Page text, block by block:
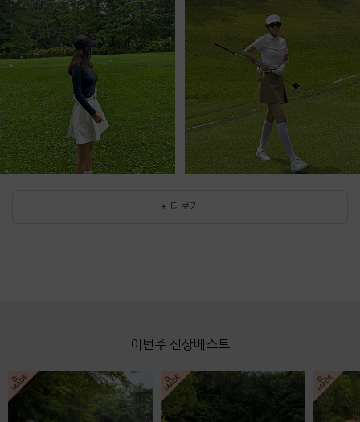
+ 더보기
이번주 신상베스트